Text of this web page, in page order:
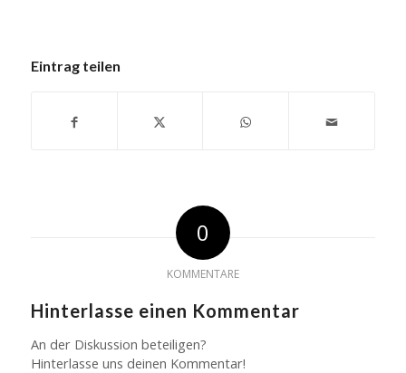
Eintrag teilen
0
KOMMENTARE
Hinterlasse einen Kommentar
An der Diskussion beteiligen?
Hinterlasse uns deinen Kommentar!